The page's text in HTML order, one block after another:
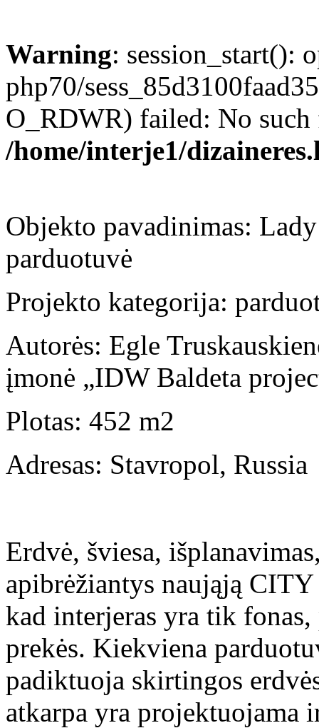
Warning: session_start():
php70/
O_RDWR) failed: No
/home/interje1/
Objekto pavadinimas:
parduotuvė
Projekto kategorija:
Autorės: Egle
įmonė „IDW Baldeta
Plotas: 452 m2
Adresas: Stavropol, Russia
Erdvė, šviesa,
apibrėžiantys naująją
kad interjeras yra tik
prekės. Kiekviena
padiktuoja skirtingos
atkarpa yra